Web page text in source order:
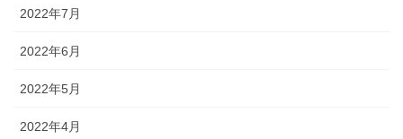
2022年7月
2022年6月
2022年5月
2022年4月